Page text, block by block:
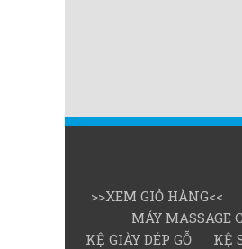
>>XEM GIỎ HÀNG<<
MÁY MASSAGE
KỆ GIÀY DÉP GỖ
KỆ